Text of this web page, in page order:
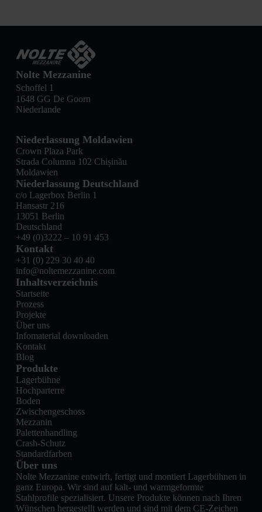
Nolte Mezzanine
Schoffel 1
1648 GG De Goorn
Niederlande
Niederlassung Moldawien
Crown Plaza Park
Strada Columna 102 Chișinău
Moldawien
Inhaltsverzeichnis
Startseite
Prozess
Projekte
Über uns
Infomaterial downloaden
Kontakt
Blog
Produkte
Lagerbühne
Hochparterre
Boden
Zwischengeschoss
Mezzanin
Palettenhandling
Crash-Schutz
Standardfarben
Über uns
Nolte Mezzanine entwirft, fertigt und montiert Lagerbühnen in
ganz Europa. Wir sind auf kalt- und warmgeformte
Stahlprofile spezialisiert. Unsere Produkte können nach Ihren
Wünschen hergestellt werden und sind mit dem CE-Zeichen
Niederlassung Deutschland
c/o Lagerbox Berlin 1
Hansastr 216
13051 Berlin
Deutschland
+49 (0)3222 – 10 91 453
Kontakt
+31 (0) 229 30 40 40
info@noltemezzanine.com